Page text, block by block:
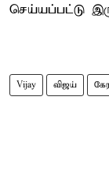
செய்யப்பட்டு
Vijay விஜய்